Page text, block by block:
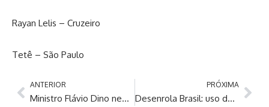
Rayan Lelis – Cruzeiro
Tetê – São Paulo
ANTERIOR
Ministro Flávio Dino nega pedido de soltura de Deolane Bezerra
PRÓXIMA
Desenrola Brasil: uso do FGTS para pagar dívidas começa nesta segunda